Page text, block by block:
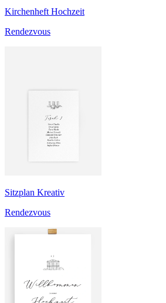
Kirchenheft Hochzeit
Rendezvous
Sitzplan Kreativ
Rendezvous